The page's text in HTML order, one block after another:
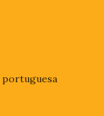
portuguesa